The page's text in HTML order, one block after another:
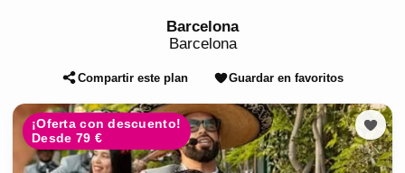
Barcelona
Barcelona
Compartir este plan Guardar en favoritos
¡Oferta con descuento!
Desde 79 €